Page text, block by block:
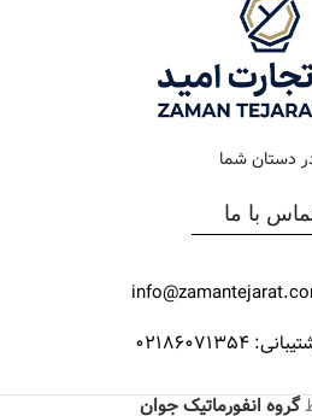
جنس بند
نوع ساعت
رفرانس
برند
دستان شما
با ما
۰۲۱۸۶۰۷۱۳۵۴
گروه انفورماتیک جوان